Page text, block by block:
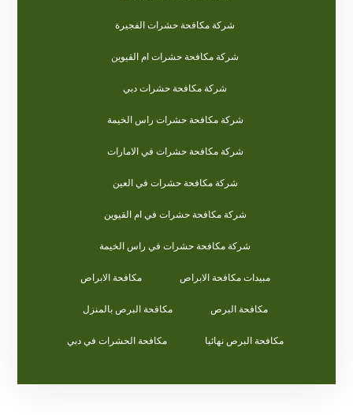
شركة مكافحة حشرات الفجيرة
شركة مكافحة حشرات ام القيوين
شركة مكافحة حشرات دبي
شركة مكافحة حشرات راس الخيمة
شركة مكافحة حشرات في الامارات
شركة مكافحة حشرات في العين
شركة مكافحة حشرات في ام القيوين
شركة مكافحة حشرات في راس الخيمة
مبيدات مكافحة الابراص مكافحة الابراص
مكافحة البرص مكافحة البرص بالمنزل
مكافحة البرص نهائيا مكافحة الحشرات في دبي